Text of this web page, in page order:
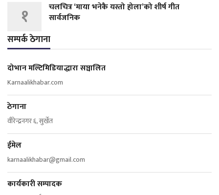
१
चलचित्र ‘माया भनेकै यस्तो होला’को शीर्ष गीत
सार्वजनिक
सम्पर्क ठेगाना
दोभान मल्टिमिडियाद्धारा सञ्चालित
Karnaalikhabar.com
ठेगाना
वीरेन्द्रनगर ६, सुर्खेत
ईमेल
karnaalikhabar@gmail.com
कार्यकारी सम्पादक